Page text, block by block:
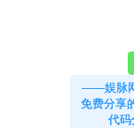
——娱脉
免费分享
代码